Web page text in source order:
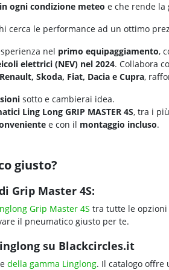
ogni condizione meteo e che rende
cerca le performance ad un ottimo
nel primo equipaggiamento,
elettrici (NEV) nel 2024. Collabora
Skoda, Fiat, Dacia e Cupra,
sotto e cambierai idea.
Ling Long GRIP MASTER 4S, tra i
e con il montaggio incluso.
giusto?
Grip Master 4S:
Grip Master 4S tra tutte le
il pneumatico giusto per te.
su Blackcircles.it
della gamma Linglong. Il catalogo